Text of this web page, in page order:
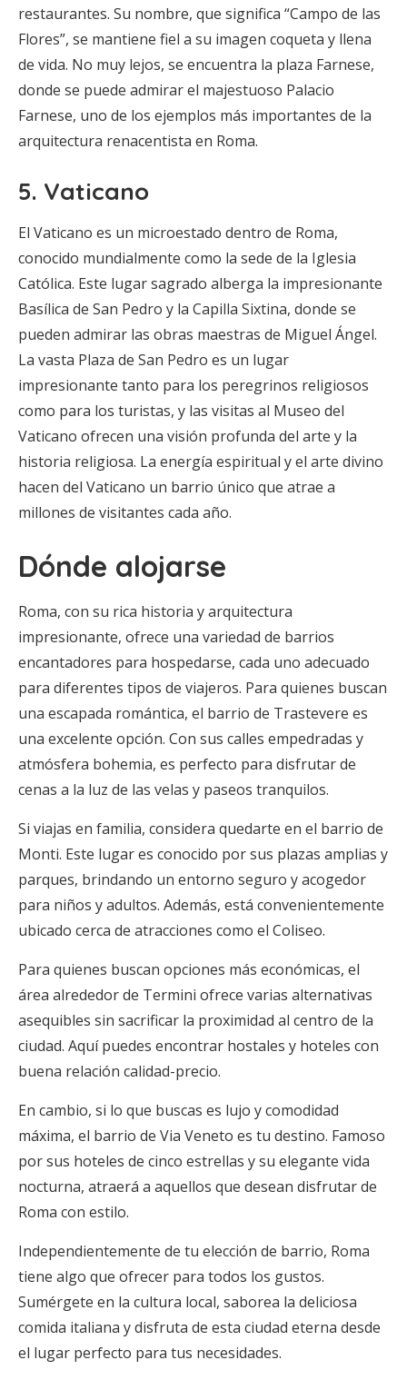
restaurantes. Su nombre, que significa “Campo de las
Flores”, se mantiene fiel a su imagen coqueta y llena
de vida. No muy lejos, se encuentra la plaza Farnese,
donde se puede admirar el majestuoso Palacio
Farnese, uno de los ejemplos más importantes de la
arquitectura renacentista en Roma.
5. Vaticano
El Vaticano es un microestado dentro de Roma,
conocido mundialmente como la sede de la Iglesia
Católica. Este lugar sagrado alberga la impresionante
Basílica de San Pedro y la Capilla Sixtina, donde se
pueden admirar las obras maestras de Miguel Ángel.
La vasta Plaza de San Pedro es un lugar
impresionante tanto para los peregrinos religiosos
como para los turistas, y las visitas al Museo del
Vaticano ofrecen una visión profunda del arte y la
historia religiosa. La energía espiritual y el arte divino
hacen del Vaticano un barrio único que atrae a
millones de visitantes cada año.
Dónde alojarse
Roma, con su rica historia y arquitectura
impresionante, ofrece una variedad de barrios
encantadores para hospedarse, cada uno adecuado
para diferentes tipos de viajeros. Para quienes buscan
una escapada romántica, el barrio de Trastevere es
una excelente opción. Con sus calles empedradas y
atmósfera bohemia, es perfecto para disfrutar de
cenas a la luz de las velas y paseos tranquilos.
Si viajas en familia, considera quedarte en el barrio de
Monti. Este lugar es conocido por sus plazas amplias y
parques, brindando un entorno seguro y acogedor
para niños y adultos. Además, está convenientemente
ubicado cerca de atracciones como el Coliseo.
Para quienes buscan opciones más económicas, el
área alrededor de Termini ofrece varias alternativas
asequibles sin sacrificar la proximidad al centro de la
ciudad. Aquí puedes encontrar hostales y hoteles con
buena relación calidad-precio.
En cambio, si lo que buscas es lujo y comodidad
máxima, el barrio de Via Veneto es tu destino. Famoso
por sus hoteles de cinco estrellas y su elegante vida
nocturna, atraerá a aquellos que desean disfrutar de
Roma con estilo.
Independientemente de tu elección de barrio, Roma
tiene algo que ofrecer para todos los gustos.
Sumérgete en la cultura local, saborea la deliciosa
comida italiana y disfruta de esta ciudad eterna desde
el lugar perfecto para tus necesidades.